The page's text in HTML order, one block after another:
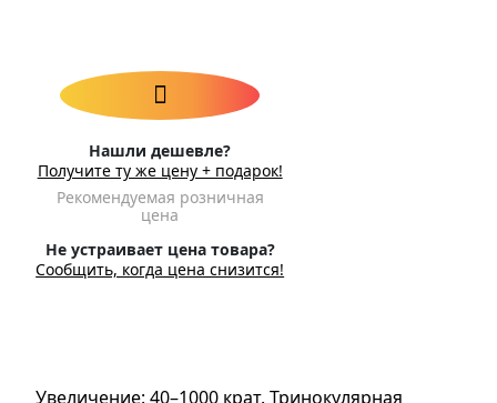
Нашли дешевле?
Получите ту же цену + подарок!
Рекомендуемая розничная
цена
Не устраивает цена товара?
Сообщить, когда цена снизится!
Увеличение: 40–1000 крат. Тринокулярная